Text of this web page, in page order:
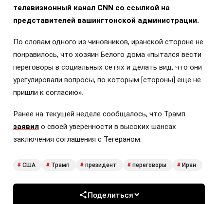
телевизионный канал CNN со ссылкой на
представителей вашингтонской администрации.
По словам одного из чиновников, иранской стороне не
понравилось, что хозяин Белого дома «пытался вести
переговоры в социальных сетях и делать вид, что они
урегулировали вопросы, по которым [стороны] еще не
пришли к согласию».
Ранее на текущей неделе сообщалось, что Трамп
заявил о своей уверенности в высоких шансах
заключения соглашения с Тегераном.
# США # Трамп # президент # переговоры # Иран
Поделиться